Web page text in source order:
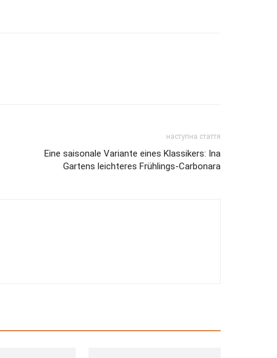
наступна стаття
Eine saisonale Variante eines Klassikers: Ina
Gartens leichteres Frühlings-Carbonara